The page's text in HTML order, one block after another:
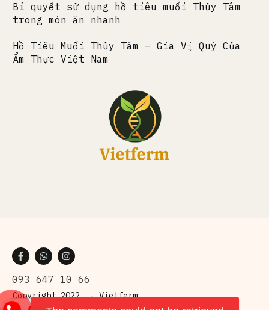
Bí quyết sử dụng hồ tiêu muối Thủy Tâm
trong món ăn nhanh
Hồ Tiêu Muối Thủy Tâm – Gia Vị Quý Của
Ẩm Thực Việt Nam
093 647 10 66
Copyright 2022 -Vietferm